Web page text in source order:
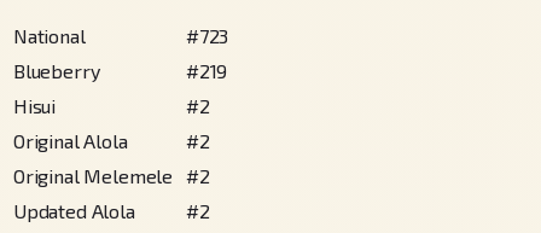
National #723
Blueberry
#219
Hisui
#2
Original Alola
#2
Original Melemele
#2
Updated Alola
#2